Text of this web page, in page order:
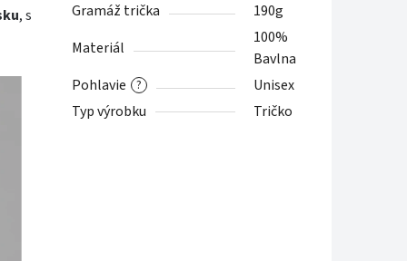
, s
Gramáž trička
190g
Materiál
100%
Bavlna
?
Pohlavie
Unisex
Typ výrobku
Tričko